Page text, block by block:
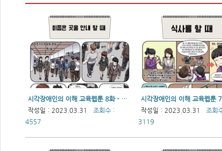
시각장애인의 이해 교육웹툰 8화 - 비좁은 곳을 안내 할 때
작성일 : 2023.03.31
조회수 :
4557
작성일 : 2023.03.31
조회
3119